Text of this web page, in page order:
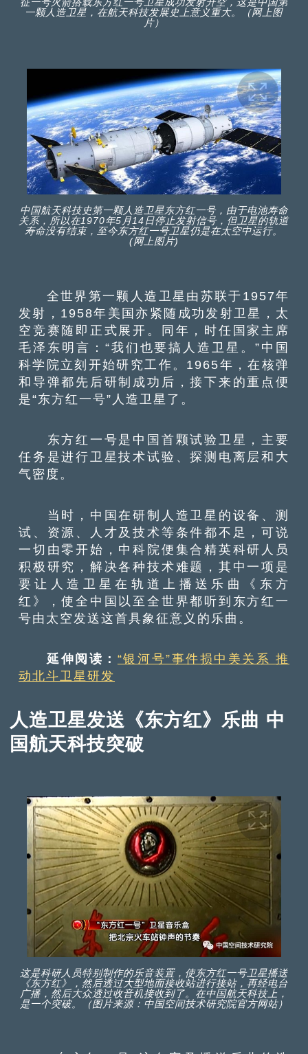
一颗人造卫星，在航天科技发展史上意义重大。（网上图
片）
中国航天科技史第一颗人造卫星东方红一号，由于电池寿命
关系，所以在1970年5月14日停止发射信号，但卫星的轨道
寿命没有结束，至今东方红一号卫星仍是在太空中运行。
(网上图片)
全世界第一颗人造卫星由苏联于1957年
发射，1958年美国亦紧随成功发射卫星，太
空竞赛随即正式展开。同年，时任国家主席
毛泽东明言：“我们也要搞人造卫星。”中国
科学院立刻开始研究工作。1965年，在核弹
和导弹都先后研制成功后，接下来的重点便
是“东方红一号”人造卫星了。
东方红一号是中国首颗试验卫星，主要
任务是进行卫星技术试验、探测电离层和大
气密度。
当时，中国在研制人造卫星的设备、测
试、资源、人才及技术等条件都不足，可说
一切由零开始，中科院便集合精英科研人员
积极研究，解决各种技术难题，其中一项是
要让人造卫星在轨道上播送乐曲《东方
红》，使全中国以至全世界都听到东方红一
号由太空发送这首具象征意义的乐曲。
延伸阅读： “银河号”事件损中美关系 推
动北斗卫星研发
人造卫星发送《东方红》乐曲 中
国航天科技突破
这是科研人员特别制作的乐音装置，使东方红一号卫星播送
《东方红》，然后透过大型地面接收站进行接站，再经电台
广播，然后大众透过收音机接收到了。在中国航天科技上，
是一个突破。（图片来源：中国空间技术研究院官方网站）